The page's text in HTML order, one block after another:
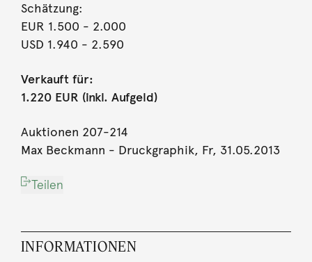
Schätzung:
EUR 1.500 - 2.000
USD 1.940 - 2.590
Verkauft für:
1.220 EUR (inkl. Aufgeld)
Auktionen 207-214
Max Beckmann - Druckgraphik, Fr, 31.05.2013
Teilen
INFORMATIONEN